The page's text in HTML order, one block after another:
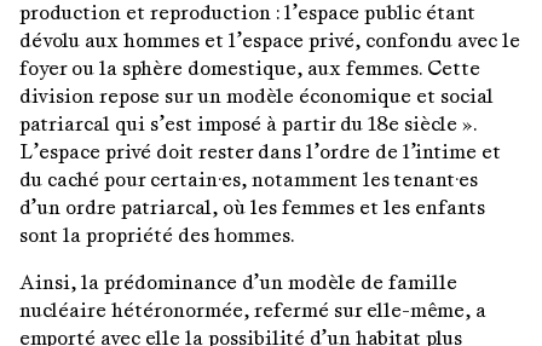
production et reproduction : l’espace public étant
dévolu aux hommes et l’espace privé, confondu avec le
foyer ou la sphère domestique, aux femmes. Cette
division repose sur un modèle économique et social
patriarcal qui s’est imposé à partir du 18e siècle ».
L’espace privé doit rester dans l’ordre de l’intime et
du caché pour certain·es, notamment les tenant·es
d’un ordre patriarcal, où les femmes et les enfants
sont la propriété des hommes.
Ainsi, la prédominance d’un modèle de famille
nucléaire hétéronormée, refermé sur elle-même, a
emporté avec elle la possibilité d’un habitat plus